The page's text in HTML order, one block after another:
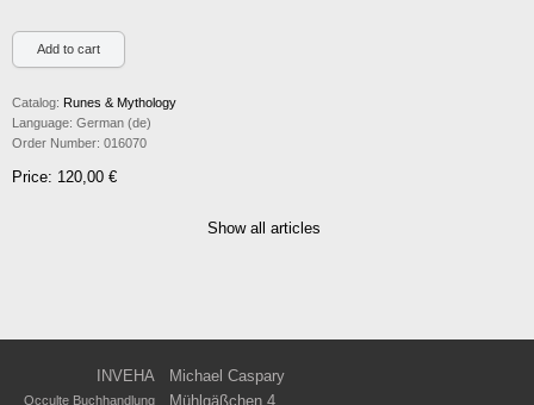
Catalog: Runes & Mythology
Language: German (de)
Order Number: 016070
Price: 120,00 €
Show all articles
INVEHA Michael Caspary
Occulte Buchhandlung Mühlgäßchen 4